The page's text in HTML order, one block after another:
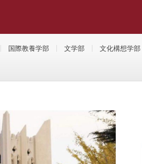
国際教養学部 文学部 文化構想学部